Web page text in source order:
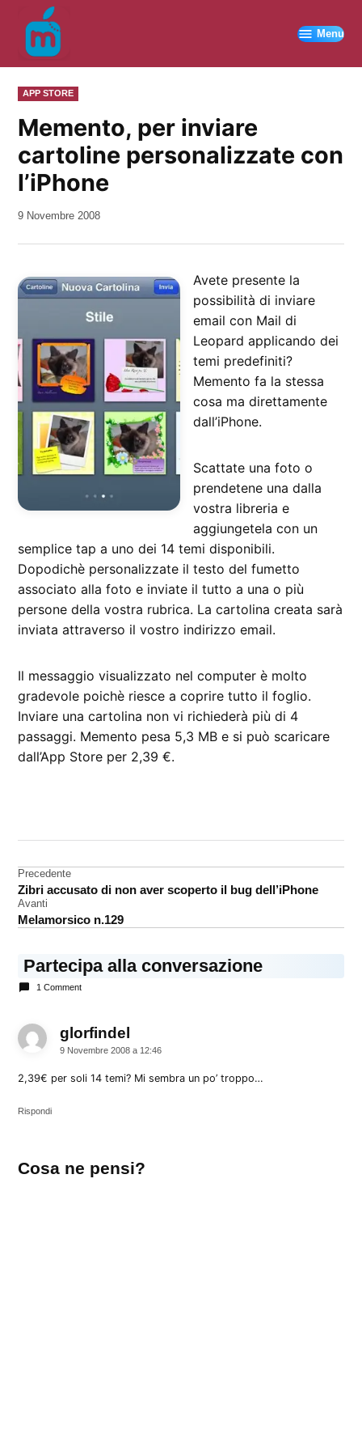
contenuto
Menu
PUBBLICATO
IN
APP STORE
Memento, per inviare
cartoline personalizzate con
l’iPhone
da
9 Novembre 2008
Avete presente la
possibilità di inviare
email con Mail di
Leopard applicando dei
temi predefiniti?
Memento fa la stessa
cosa ma direttamente
dall’iPhone.
Scattate una foto o
prendetene una dalla
vostra libreria e
aggiungetela con un
semplice tap a uno dei 14 temi disponibili.
Dopodichè personalizzate il testo del fumetto
associato alla foto e inviate il tutto a una o più
persone della vostra rubrica. La cartolina creata sarà
inviata attraverso il vostro indirizzo email.
Il messaggio visualizzato nel computer è molto
gradevole poichè riesce a coprire tutto il foglio.
Inviare una cartolina non vi richiederà più di 4
passaggi. Memento pesa 5,3 MB e si può scaricare
dall’App Store per 2,39 €.
Navigazione
articoli
Precedente
Zibri accusato di non aver scoperto il bug dell’iPhone
Avanti
Melamorsico n.129
Partecipa alla conversazione
1 Comment
glorfindel
9 Novembre 2008 a 12:46
2,39€ per soli 14 temi? Mi sembra un po’ troppo…
Rispondi
un
Cosa ne pensi?